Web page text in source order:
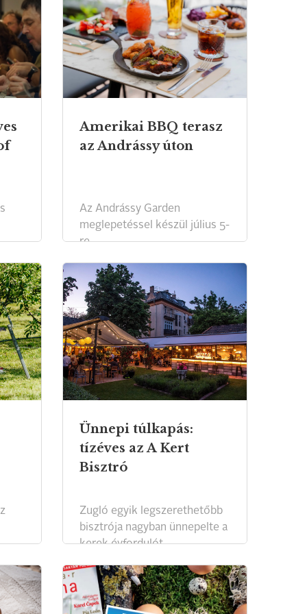
Amerikai BBQ terasz
az Andrássy úton
Az Andrássy Garden
meglepetéssel készül július 5-
re.
Ünnepi túlkapás:
tízéves az A Kert
Bisztró
Zugló egyik legszerethetőbb
bisztrója nagyban ünnepelte a
kerek évfordulót.